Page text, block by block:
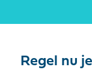
Regel nu